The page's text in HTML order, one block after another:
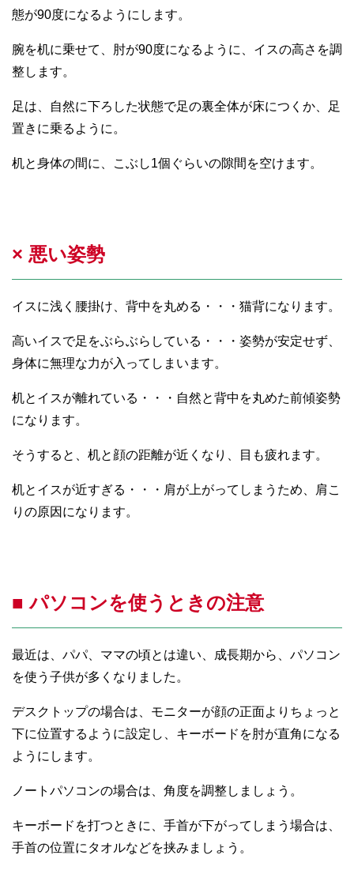
態が90度になるようにします。
腕を机に乗せて、肘が90度になるように、イスの高さを調
整します。
足は、自然に下ろした状態で足の裏全体が床につくか、足
置きに乗るように。
机と身体の間に、こぶし1個ぐらいの隙間を空けます。
× 悪い姿勢
イスに浅く腰掛け、背中を丸める・・・猫背になります。
高いイスで足をぶらぶらしている・・・姿勢が安定せず、
身体に無理な力が入ってしまいます。
机とイスが離れている・・・自然と背中を丸めた前傾姿勢
になります。
そうすると、机と顔の距離が近くなり、目も疲れます。
机とイスが近すぎる・・・肩が上がってしまうため、肩こ
りの原因になります。
■ パソコンを使うときの注意
最近は、パパ、ママの頃とは違い、成長期から、パソコン
を使う子供が多くなりました。
デスクトップの場合は、モニターが顔の正面よりちょっと
下に位置するように設定し、キーボードを肘が直角になる
ようにします。
ノートパソコンの場合は、角度を調整しましょう。
キーボードを打つときに、手首が下がってしまう場合は、
手首の位置にタオルなどを挟みましょう。